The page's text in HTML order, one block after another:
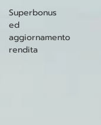
Superbonus
ed
aggiornamento
rendita